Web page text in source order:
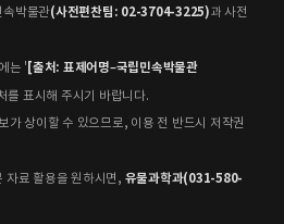
속박물관(사전편찬팀: 02-3704-3225)과 사전
는 ' [출처: 표제어명–국립민속박물관
를 표시해 주시기 바랍니다.
가 상이할 수 있으므로, 이용 전 반드시 저작권
자료 활용을 원하시면, 유물과학과(031-580-